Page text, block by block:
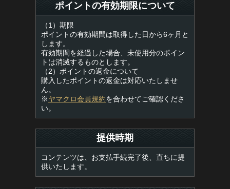
ポイントの有効期限について
（1）期限
ポイントの有効期間は取得した日から6ヶ月と
します。
有効期間を経過した場合、未使用分のポイン
トは消滅するものとします。
（2）ポイントの返金について
購入したポイントの返金は対応いたしませ
ん。
※ヤマクロ会員規約を合わせてご確認くださ
い。
提供時期
コンテンツは、お支払手続完了後、直ちに提
供いたします。